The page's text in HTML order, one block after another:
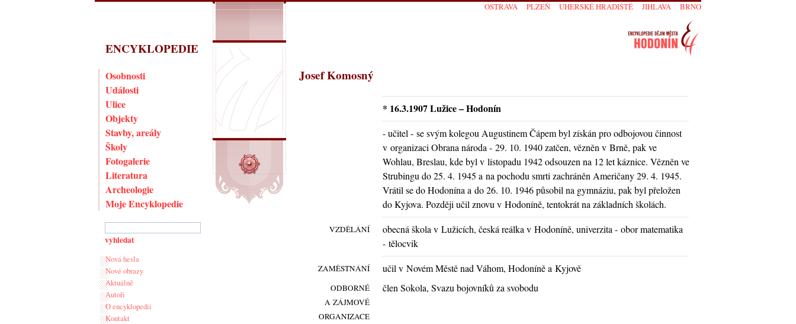
ENCYKLOPEDIE
Osobnosti
Události
Ulice
Objekty
Stavby, areály
Školy
Fotogalerie
Literatura
Archeologie
Moje Encyklopedie
Nová hesla
Nové obrazy
Aktuálně
Autoři
O encyklopedii
Kontakt
Josef Komosný
* 16.3.1907 Lužice – Hodonín
- učitel - se svým kolegou Augustinem Čápem byl získán pro odbojovou činnost
v organizaci Obrana národa - 29. 10. 1940 zatčen, vězněn v Brně, pak ve
Wohlau, Breslau, kde byl v listopadu 1942 odsouzen na 12 let káznice. Vězněn ve
Strubingu do 25. 4. 1945 a na pochodu smrti zachráněn Američany 29. 4. 1945.
Vrátil se do Hodonína a do 26. 10. 1946 působil na gymnáziu, pak byl přeložen
do Kyjova. Později učil znovu v Hodoníně, tentokrát na základních školách.
VZDĚLÁNÍ
obecná škola v Lužicích, česká reálka v Hodoníně, univerzita - obor matematika
- tělocvik
ZAMĚSTNÁNÍ učil v Novém Městě nad Váhom, Hodoníně a Kyjově
ODBORNÉ
A ZÁJMOVÉ
ORGANIZACE
člen Sokola, Svazu bojovníků za svobodu
BRNO
JIHLAVA
UHERSKÉ HRADIŠTĚ
PLZEŇ
OSTRAVA